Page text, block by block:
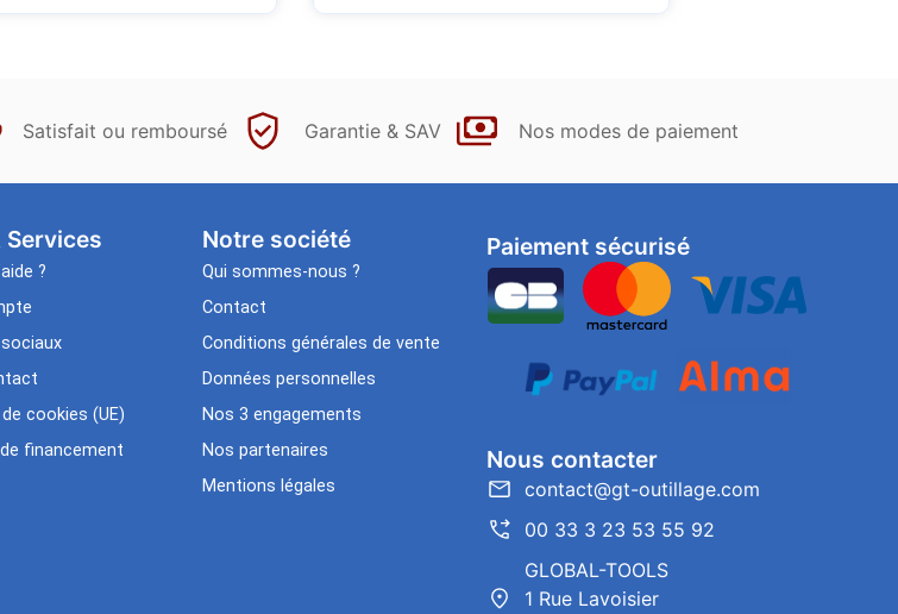
Satisfait ou remboursé Garantie & SAV Nos modes de paiement
Services​
?
cookies (UE)
financement
Notre société
Qui sommes-nous ?
Contact
Conditions générales de vente
Données personnelles
Nos 3 engagements
Nos partenaires
Mentions légales
Paiement sécurisé
Nous contacter
contact@gt-outillage.com
00 33 3 23 53 55 92
GLOBAL-TOOLS
1 Rue Lavoisier